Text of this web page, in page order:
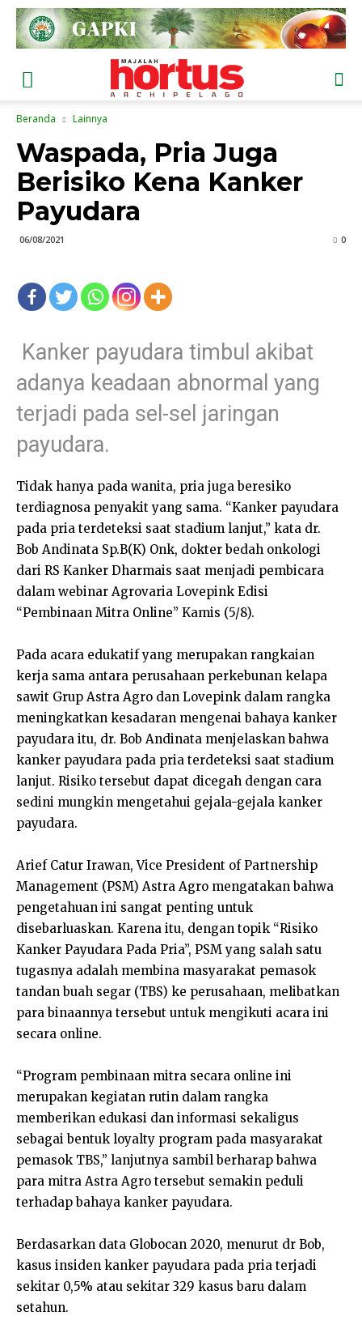
Beranda Lainnya
Waspada, Pria Juga
Berisiko Kena Kanker
Payudara
06/08/2021 0
Kanker payudara timbul akibat
adanya keadaan abnormal yang
terjadi pada sel-sel jaringan
payudara.
Tidak hanya pada wanita, pria juga beresiko
terdiagnosa penyakit yang sama. “Kanker payudara
pada pria terdeteksi saat stadium lanjut,” kata dr.
Bob Andinata Sp.B(K) Onk, dokter bedah onkologi
dari RS Kanker Dharmais saat menjadi pembicara
dalam webinar Agrovaria Lovepink Edisi
“Pembinaan Mitra Online” Kamis (5/8).
Pada acara edukatif yang merupakan rangkaian
kerja sama antara perusahaan perkebunan kelapa
sawit Grup Astra Agro dan Lovepink dalam rangka
meningkatkan kesadaran mengenai bahaya kanker
payudara itu, dr. Bob Andinata menjelaskan bahwa
kanker payudara pada pria terdeteksi saat stadium
lanjut. Risiko tersebut dapat dicegah dengan cara
sedini mungkin mengetahui gejala-gejala kanker
payudara.
Arief Catur Irawan, Vice President of Partnership
Management (PSM) Astra Agro mengatakan bahwa
pengetahuan ini sangat penting untuk
disebarluaskan. Karena itu, dengan topik “Risiko
Kanker Payudara Pada Pria”, PSM yang salah satu
tugasnya adalah membina masyarakat pemasok
tandan buah segar (TBS) ke perusahaan, melibatkan
para binaannya tersebut untuk mengikuti acara ini
secara online.
“Program pembinaan mitra secara online ini
merupakan kegiatan rutin dalam rangka
memberikan edukasi dan informasi sekaligus
sebagai bentuk loyalty program pada masyarakat
pemasok TBS,” lanjutnya sambil berharap bahwa
para mitra Astra Agro tersebut semakin peduli
terhadap bahaya kanker payudara.
Berdasarkan data Globocan 2020, menurut dr Bob,
kasus insiden kanker payudara pada pria terjadi
sekitar 0,5% atau sekitar 329 kasus baru dalam
setahun.